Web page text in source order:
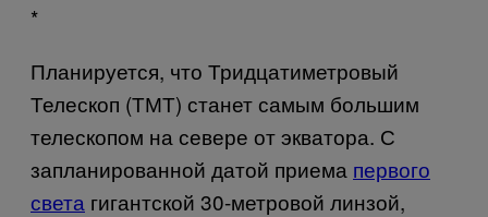
*
Планируется, что Тридцатиметровый
Телескоп (ТМТ) станет самым большим
телескопом на севере от экватора. С
запланированной датой приема первого
света гигантской 30-метровой линзой,